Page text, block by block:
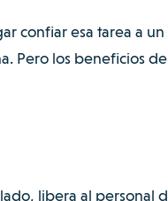
confiar esa tarea a un
Pero los beneficios de
libera al personal